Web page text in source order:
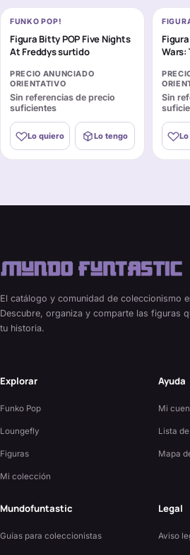
FUNKO POP!
Figura Bitty POP Five Nights
At Freddys surtido
PRECIO ANUNCIADO
ORIENTATIVO
Sin referencias de precio
suficientes
Lo quiero Lo tengo
Wars:
Sin
El catálogo y comunidad de coleccionismo
Descubre, organiza y comparte las figuras
tu historia.
Explorar
Funko Pop
Loungefly
Figuras
Mi colección
Ayuda
Mi
Lista
Mapa
Mundofuntastic
Guías para coleccionistas
Legal
Aviso